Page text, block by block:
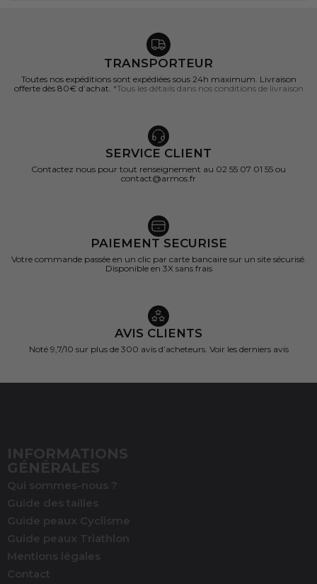
TRANSPORTEUR
Toutes nos expéditions sont expédiées sous 24h maximum. Livraison
offerte dès 80€ d’achat. *Tous les détails dans nos conditions de livraison
SERVICE CLIENT
Contactez nous pour tout renseignement au 02 55 07 01 55 ou
contact@armos.fr
PAIEMENT SECURISE
Votre commande passée en un clic par carte bancaire sur un site sécurisé.
Disponible en 3X sans frais
AVIS CLIENTS
Noté 9,7/10 sur plus de 300 avis d’acheteurs. Voir les derniers avis
INFORMATIONS
GÉNÉRALES
Qui sommes-nous ?
Guide des tailles
Guide peaux Cyclisme
Guide peaux Triathlon
Mentions légales
Contact